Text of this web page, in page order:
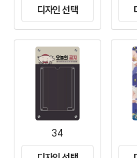
디자인 선택
34